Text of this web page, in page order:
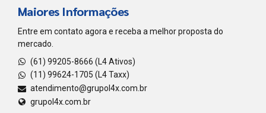
Maiores Informações
Entre em contato agora e receba a melhor proposta do
mercado.
(61) 99205-8666 (L4 Ativos)
(11) 99624-1705 (L4 Taxx)
atendimento@grupol4x.com.br
grupol4x.com.br